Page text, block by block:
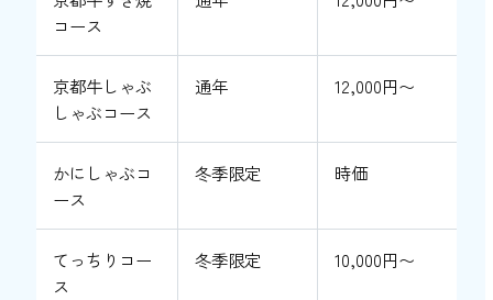
コース
京都牛しゃぶ
しゃぶコース
通年 12,000円〜
かにしゃぶコ
ース
冬季限定 時価
てっちりコー
ス
冬季限定 10,000円〜